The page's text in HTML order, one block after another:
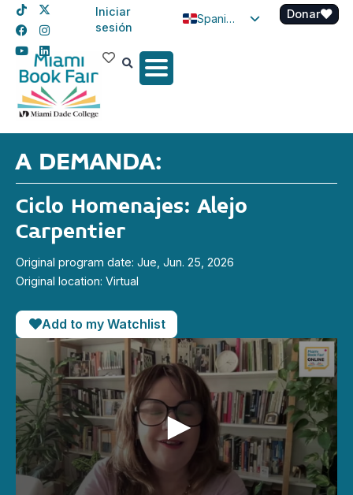
Iniciar
sesión
Spanish
Donar
A DEMANDA:
Ciclo Homenajes: Alejo
Carpentier
Original program date: Jue, Jun. 25, 2026
Original location: Virtual
Add to my Watchlist